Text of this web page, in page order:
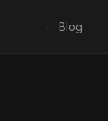
← Blog